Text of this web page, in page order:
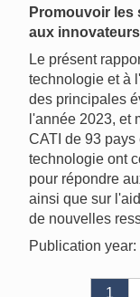
Promouvoir les
aux
Le présent
technologie et à
des principales
l'année 2023, et
CATI de 93 pays
technologie ont
pour répondre
ainsi que sur
de nouvelles
Publication year:
1